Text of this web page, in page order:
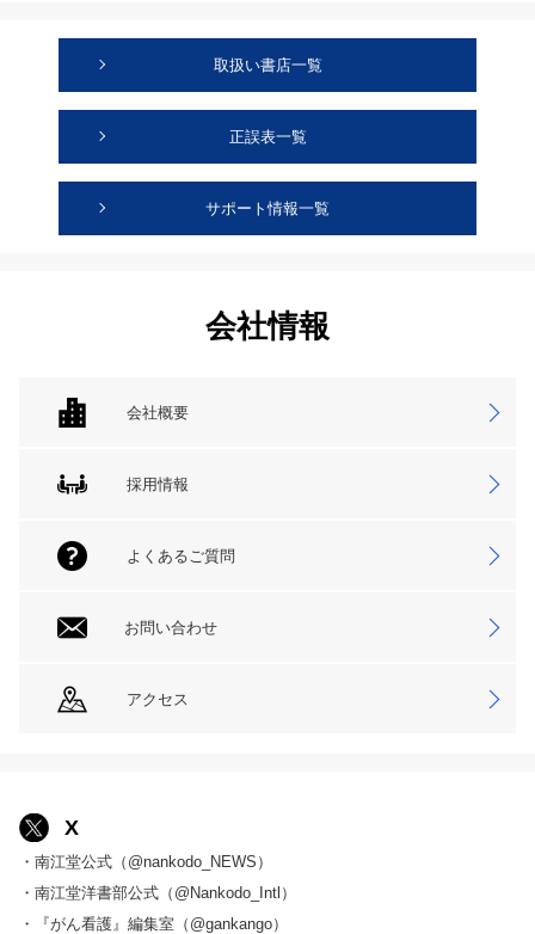
取扱い書店一覧
正誤表一覧
サポート情報一覧
会社情報
会社概要
採用情報
よくあるご質問
お問い合わせ
アクセス
X
・南江堂公式（@nankodo_NEWS）
・南江堂洋書部公式（@Nankodo_Intl）
・『がん看護』編集室（@gankango）